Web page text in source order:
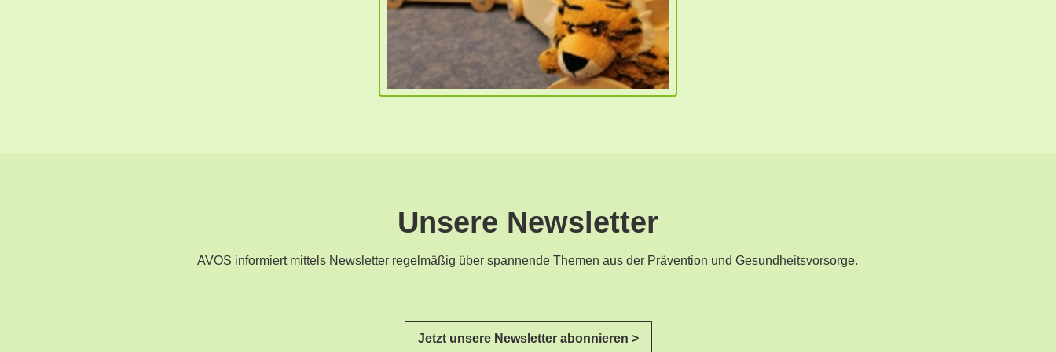
Unsere Newsletter
AVOS informiert mittels Newsletter regelmäßig über spannende Themen aus der Prävention und Gesundheitsvorsorge.
Jetzt unsere Newsletter abonnieren >